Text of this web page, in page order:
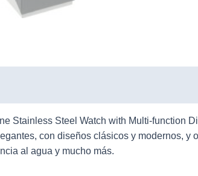
Stainless Steel Watch with Multi-function
con diseños clásicos y modernos, y
al agua y mucho más.